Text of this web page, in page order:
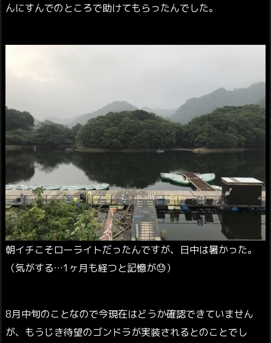
んにすんでのところで助けてもらったんでした。
朝イチこそローライトだったんですが、日中は暑かった。
（気がする…1ヶ月も経つと記憶が😓）
8月中旬のことなので今現在はどうか確認できていません
が、もうじき待望のゴンドラが実装されるとのことでし